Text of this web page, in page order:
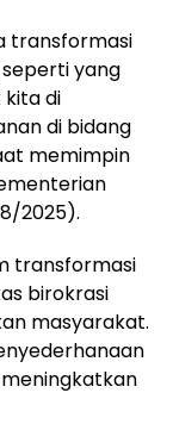
transformasi
yang
di
di bidang
memimpin
2025).
transformasi
birokrasi
masyarakat.